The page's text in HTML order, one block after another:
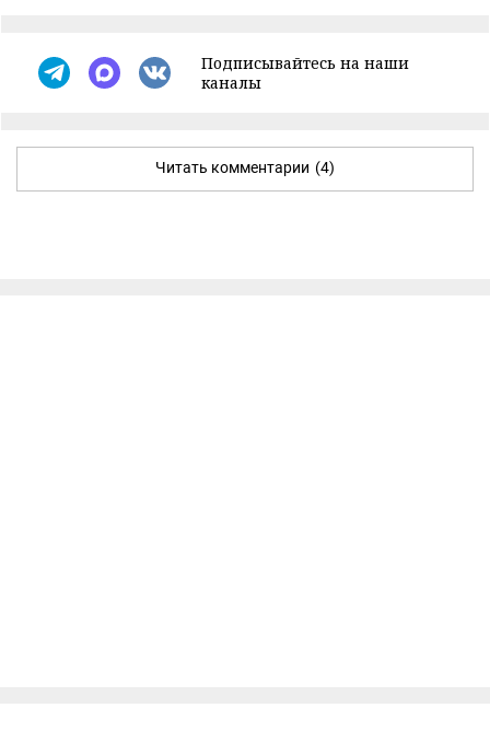
Подписывайтесь на наши
каналы
Читать комментарии (4)